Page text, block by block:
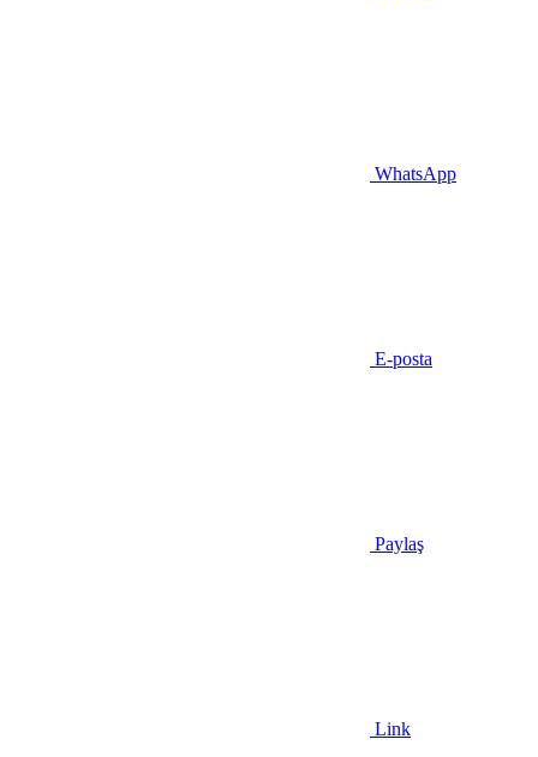
WhatsApp
E-posta
Paylaş
Link